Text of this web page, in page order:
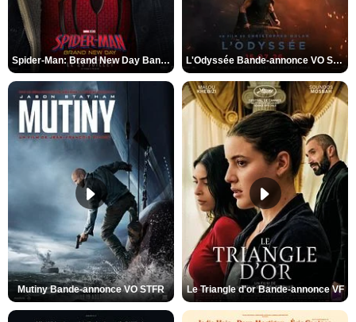
Spider-Man: Brand New Day Bande-annonce VO STFR L'Odyssée Bande-annonce VO STFR
Mutiny Bande-annonce VO STFR Le Triangle d'or Bande-annonce VF